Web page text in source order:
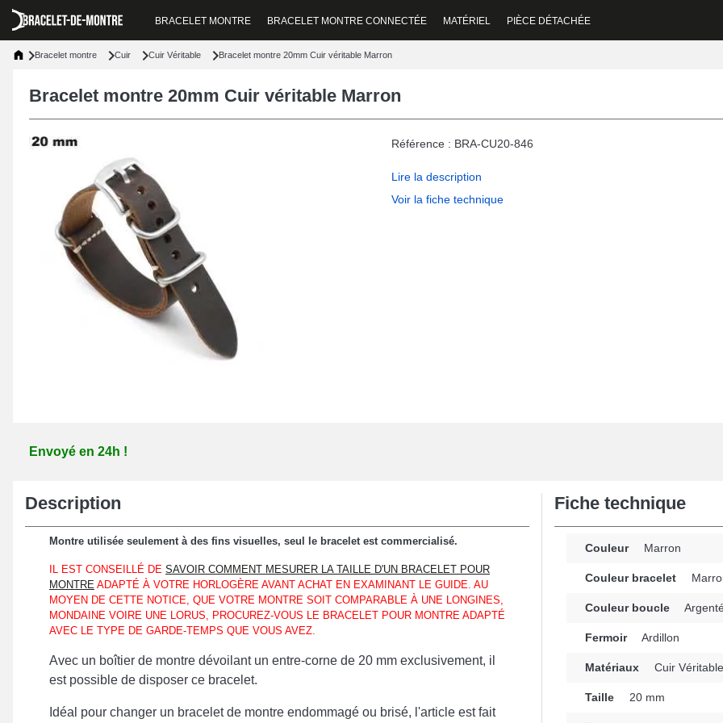
BRACELET MONTRE BRACELET MONTRE CONNECTÉE MATÉRIEL PIÈCE DÉTACHÉE
Bracelet montre Cuir Cuir Véritable Bracelet montre 20mm Cuir véritable Marron
Bracelet montre 20mm Cuir véritable Marron
Référence : BRA-CU20-846
Lire la description
Voir la fiche technique
Envoyé en 24h !
Description
Montre utilisée seulement à des fins visuelles, seul le bracelet est commercialisé.
IL EST CONSEILLÉ DE SAVOIR COMMENT MESURER LA TAILLE D'UN BRACELET POUR
MONTRE ADAPTÉ À VOTRE HORLOGÈRE AVANT ACHAT EN EXAMINANT LE GUIDE. AU
MOYEN DE CETTE NOTICE, QUE VOTRE MONTRE SOIT COMPARABLE À UNE LONGINES,
MONDAINE VOIRE UNE LORUS, PROCUREZ-VOUS LE BRACELET POUR MONTRE ADAPTÉ
AVEC LE TYPE DE GARDE-TEMPS QUE VOUS AVEZ.
Avec un boîtier de montre dévoilant un entre-corne de 20 mm exclusivement, il
est possible de disposer ce bracelet.
Idéal pour changer un bracelet de montre endommagé ou brisé, l'article est fait
Fiche technique
Couleur Marron
Couleur bracelet
Couleur boucle
Fermoir Ardillon
Matériaux Cuir Véritable
Taille 20 mm